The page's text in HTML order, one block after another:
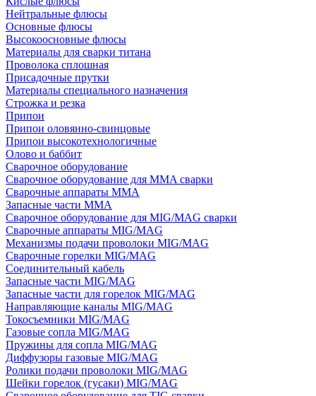
Нейтральные флюсы
Основные флюсы
Высокоосновные флюсы
Материалы для сварки титана
Проволока сплошная
Присадочные прутки
Материалы специального назначения
Строжка и резка
Припои
Припои оловянно-свинцовые
Припои высокотехнологичные
Олово и баббит
Сварочное оборудование
Сварочное оборудование для MMA сварки
Сварочные аппараты MMA
Запасные части MMA
Сварочное оборудование для MIG/MAG сварки
Сварочные аппараты MIG/MAG
Механизмы подачи проволоки MIG/MAG
Сварочные горелки MIG/MAG
Соединительный кабель
Запасные части MIG/MAG
Запасные части для горелок MIG/MAG
Направляющие каналы MIG/MAG
Токосъемники MIG/MAG
Газовые сопла MIG/MAG
Пружины для сопла MIG/MAG
Диффузоры газовые MIG/MAG
Ролики подачи проволоки MIG/MAG
Шейки горелок (гусаки) MIG/MAG